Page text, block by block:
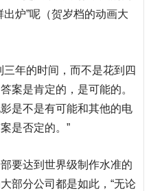
炉”呢（贺岁档的动画大
三年的时间，而不是花到四
案是肯定的，是可能的。
是不是有可能和其他的电
是否定的。”
要达到世界级制作水准的
部分公司都是如此，“无论